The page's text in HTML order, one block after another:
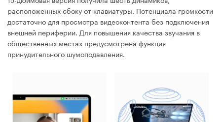
расположенных сбоку от клавиатуры. Потенциала громкости
достаточно для просмотра видеоконтента без подключения
внешней периферии. Для повышения качества звучания в
общественных местах предусмотрена функция
принудительного шумоподавления.